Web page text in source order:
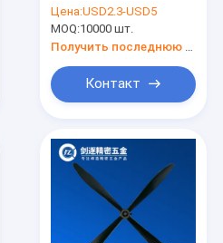
блейдов OEM
двигатель
воздухоохлаждающий
фан-блейд
Цена:USD2.3-USD5
MOQ:10000 шт.
Контакт